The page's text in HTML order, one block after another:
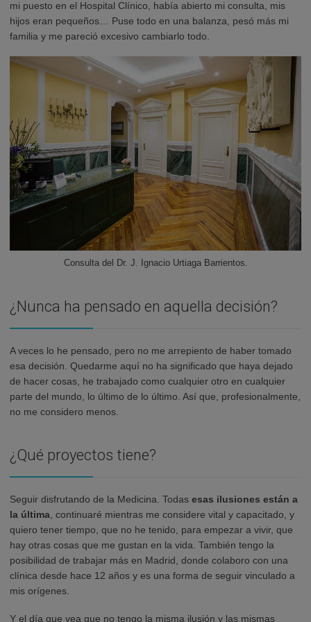
mi puesto en el Hospital Clínico, había abierto mi consulta, mis
hijos eran pequeños… Puse todo en una balanza, pesó más mi
familia y me pareció excesivo cambiarlo todo.
Consulta del Dr. J. Ignacio Urtiaga Barrientos.
¿Nunca ha pensado en aquella decisión?
A veces lo he pensado, pero no me arrepiento de haber tomado
esa decisión. Quedarme aquí no ha significado que haya dejado
de hacer cosas, he trabajado como cualquier otro en cualquier
parte del mundo, lo último de lo último. Así que, profesionalmente,
no me considero menos.
¿Qué proyectos tiene?
Seguir disfrutando de la Medicina. Todas esas ilusiones están a
la última , continuaré mientras me considere vital y capacitado, y
quiero tener tiempo, que no he tenido, para empezar a vivir, que
hay otras cosas que me gustan en la vida. También tengo la
posibilidad de trabajar más en Madrid, donde colaboro con una
clínica desde hace 12 años y es una forma de seguir vinculado a
mis orígenes.
Y el día que vea que no tengo la misma ilusión y las mismas